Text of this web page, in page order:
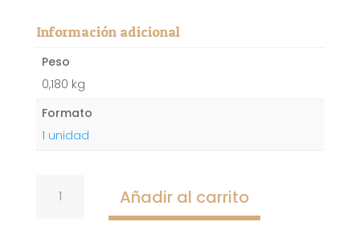
Información adicional
Peso
0,180 kg
Formato
1 unidad
Añadir al carrito